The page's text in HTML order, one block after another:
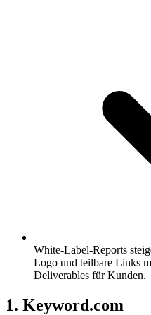
White-Label-Reports
Logo und teilbare Links
Deliverables für Kunden.
1. Keyword.com